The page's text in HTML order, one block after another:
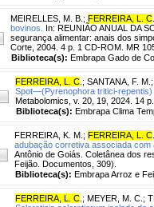
MEIRELLES, M. B. ; FERREIRA, L. C
bovinos.
In: REUNIÃO ANUAL DA
segurança alimentar: anais dos
Corte, 2004. 4 p. 1 CD-ROM. MR
Biblioteca(s): Embrapa Gado de
FERREIRA, L. C ; SANTANA, F. M.
Spot—(Pyrenophora tritici-repentis)
Metabolomics, v. 20, 19, 2024. 14 p.
Biblioteca(s): Embrapa Clima
FERREIRA, K. M. ; FERREIRA, L. C
adubação corretiva associada com
Antônio de Goiás. Coletânea dos
Feijão. Documentos, 309).
Biblioteca(s): Embrapa Arroz e
FERREIRA, L. C ; MEYER, M. C. ;